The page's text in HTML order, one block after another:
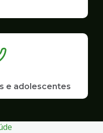
e adolescentes